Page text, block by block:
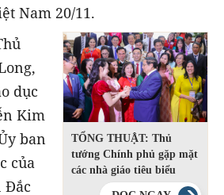
Nam 20/11.
TỔNG THUẬT: Thủ
tướng Chính phủ gặp mặt
các nhà giáo tiêu biểu
dục
Kim
ban
của
Đắc